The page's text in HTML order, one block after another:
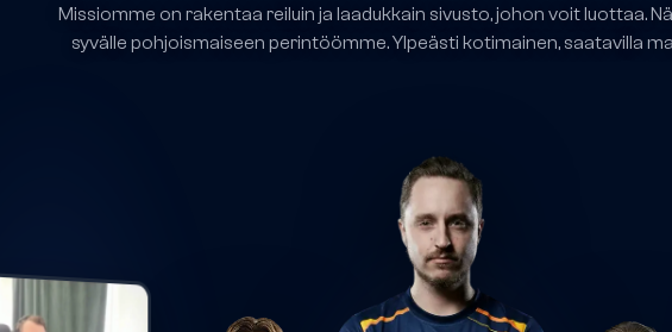
Missiomme on rakentaa reiluin ja laadukkain sivusto, johon voit luottaa.
syvälle pohjoismaiseen perintöömme. Ylpeästi kotimainen, saatavilla